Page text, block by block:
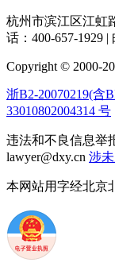
杭州市滨江区江虹
话：400-657-1929 |
Copyright © 2000-
浙B2-20070219(含
33010802004314 号
违法和不良信息举
lawyer@dxy.cn 涉
本网站用字经北京